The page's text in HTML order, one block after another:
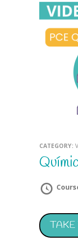
CATEGORY:
TAKE